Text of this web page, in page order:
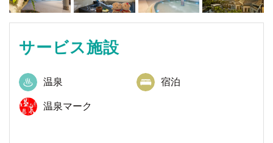
サービス施設
温泉 宿泊
温泉マーク